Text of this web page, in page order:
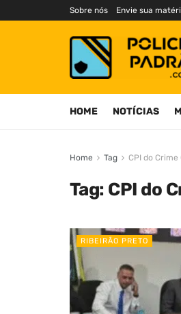
Sobre nós Envie sua
HOME NOTÍCIAS
Home Tag CPI do Crime
Tag: CPI do
RIBEIRÃO PRETO